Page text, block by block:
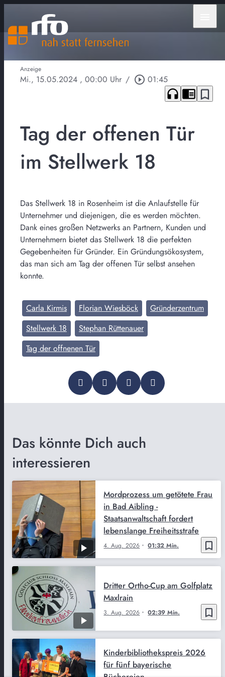
Anzeige
Mi., 15.05.2024 , 00:00 Uhr / play_circle_outline 01:45
headphones chrome_reader_mode bookmark_border
Tag der offenen Tür
im Stellwerk 18
Das Stellwerk 18 in Rosenheim ist die Anlaufstelle für
Unternehmer und diejenigen, die es werden möchten.
Dank eines großen Netzwerks an Partnern, Kunden und
Unternehmern bietet das Stellwerk 18 die perfekten
Gegebenheiten für Gründer. Ein Gründungsökosystem,
das man sich am Tag der offenen Tür selbst ansehen
konnte.
Carla Kirmis Florian Wiesböck
Gründerzentrum
Stellwerk 18
Stephan Rüttenauer
Tag der offnenen Tür
Das könnte Dich auch
interessieren
bookmark_border
4. Aug. 2026 01:32 Min.
Mordprozess um getötete Frau
in Bad Aibling -
Staatsanwaltschaft fordert
lebenslange Freiheitsstrafe
bookmark_border
3. Aug. 2026 02:39 Min.
Dritter Ortho-Cup am Golfplatz
Maxlrain
Kinderbibliothekspreis 2026
für fünf bayerische